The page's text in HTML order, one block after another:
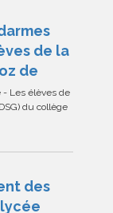
de la
de
- Les élèves de
du collège
des